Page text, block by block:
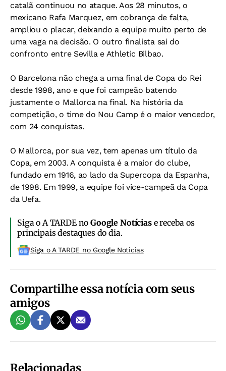
catalã continuou no ataque. Aos 28 minutos, o
mexicano Rafa Marquez, em cobrança de falta,
ampliou o placar, deixando a equipe muito perto de
uma vaga na decisão. O outro finalista sai do
confronto entre Sevilla e Athletic Bilbao.
O Barcelona não chega a uma final de Copa do Rei
desde 1998, ano e que foi campeão batendo
justamente o Mallorca na final. Na história da
competição, o time do Nou Camp é o maior vencedor,
com 24 conquistas.
O Mallorca, por sua vez, tem apenas um título da
Copa, em 2003. A conquista é a maior do clube,
fundado em 1916, ao lado da Supercopa da Espanha,
de 1998. Em 1999, a equipe foi vice-campeã da Copa
da Uefa.
Siga o A TARDE noGoogle Notíciase receba os
principais destaques do dia.
Siga o A TARDE no Google Noticias
Compartilhe essa notícia com seus
amigos
Relacionadas